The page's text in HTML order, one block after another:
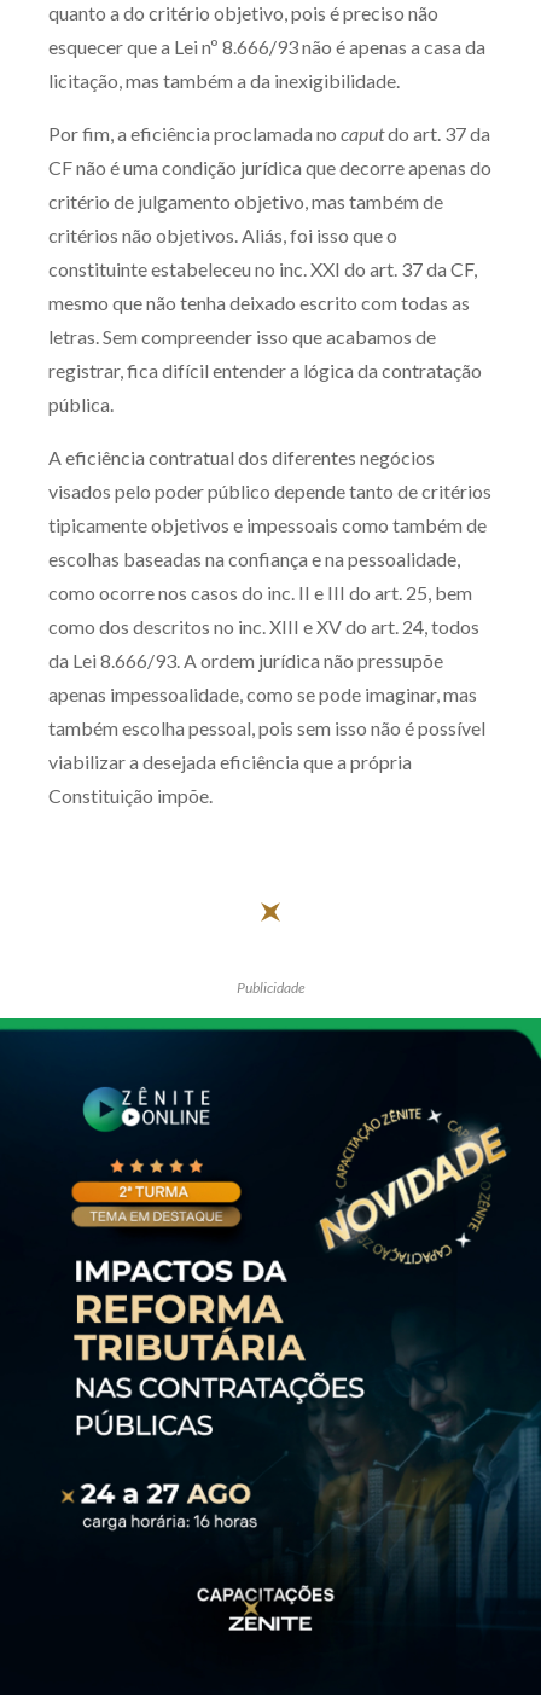
quanto a do critério objetivo, pois é preciso não
esquecer que a Lei nº 8.666/93 não é apenas a casa da
licitação, mas também a da inexigibilidade.
Por fim, a eficiência proclamada no caputdo art. 37 da
CF não é uma condição jurídica que decorre apenas do
critério de julgamento objetivo, mas também de
critérios não objetivos. Aliás, foi isso que o
constituinte estabeleceu no inc. XXI do art. 37 da CF,
mesmo que não tenha deixado escrito com todas as
letras. Sem compreender isso que acabamos de
registrar, fica difícil entender a lógica da contratação
pública.
A eficiência contratual dos diferentes negócios
visados pelo poder público depende tanto de critérios
tipicamente objetivos e impessoais como também de
escolhas baseadas na confiança e na pessoalidade,
como ocorre nos casos do inc. II e III do art. 25, bem
como dos descritos no inc. XIII e XV do art. 24, todos
da Lei 8.666/93. A ordem jurídica não pressupõe
apenas impessoalidade, como se pode imaginar, mas
também escolha pessoal, pois sem isso não é possível
viabilizar a desejada eficiência que a própria
Constituição impõe.
Publicidade